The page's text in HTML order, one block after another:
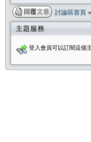
討論區首頁 »
主題服務
登入會員可以訂閱這個